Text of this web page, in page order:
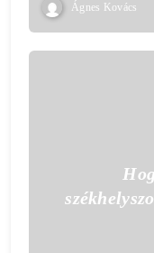
Ágnes Kovács